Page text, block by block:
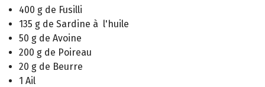
400 g de Fusilli
135 g de Sardine à l'huile
50 g de Avoine
200 g de Poireau
20 g de Beurre
1 Ail